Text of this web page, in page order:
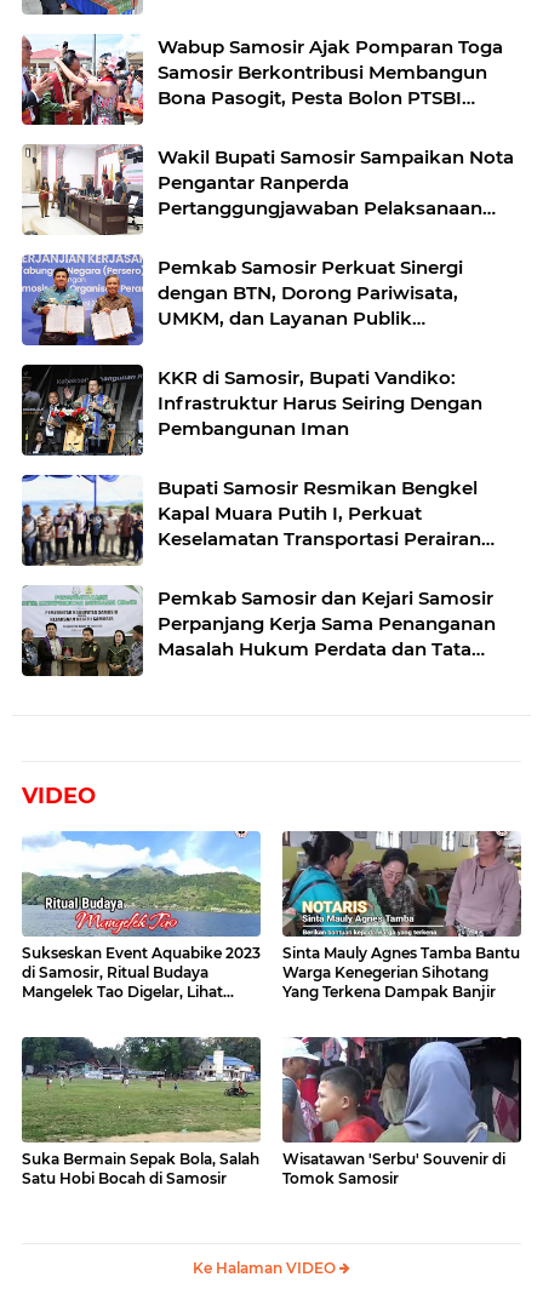
Wabup Samosir Ajak Pomparan Toga
Samosir Berkontribusi Membangun
Bona Pasogit, Pesta Bolon PTSBI
Budaya Batak
Wakil Bupati Samosir Sampaikan Nota
Pengantar Ranperda
Pertanggungjawaban Pelaksanaan
Pemkab Samosir Perkuat Sinergi
dengan BTN, Dorong Pariwisata,
UMKM, dan Layanan Publik
KKR di Samosir, Bupati Vandiko:
Infrastruktur Harus Seiring Dengan
Pembangunan Iman
Bupati Samosir Resmikan Bengkel
Kapal Muara Putih I, Perkuat
Keselamatan Transportasi Perairan
Pemkab Samosir dan Kejari Samosir
Perpanjang Kerja Sama Penanganan
Masalah Hukum Perdata dan Tata
VIDEO
Sukseskan Event Aquabike 2023
di Samosir, Ritual Budaya
Mangelek Tao Digelar, Lihat
Sinta Mauly Agnes Tamba Bantu
Warga Kenegerian Sihotang
Yang Terkena Dampak Banjir
Suka Bermain Sepak Bola, Salah
Satu Hobi Bocah di Samosir
Wisatawan 'Serbu' Souvenir di
Tomok Samosir
Ke Halaman VIDEO